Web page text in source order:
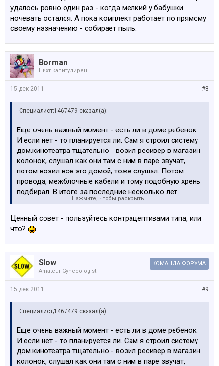
удалось ровно один раз - когда мелкий у бабушки
ночевать остался. А пока комплект работает по прямому
своему назначению - собирает пыль.
Borman
Нихт капитулирен!
#8
15 дек 2011
Специалист;1467479 сказал(а):
Еще очень важный момент - есть ли в доме ребенок.
И если нет - то планируется ли. Сам я строил систему
дом.кинотеатра тщательно - возил ресивер в магазин
колонок, слушал как они там с ним в паре звучат,
потом возил все это домой, тоже слушал. Потом
провода, межблочные кабели и тому подобную хрень
подбирал. В итоге за последние несколько лет
включить кинотеатр удалось ровно один раз - когда
работает по прямому своему назначению - собирает
пыль.
Нажмите, чтобы раскрыть...
Ценный совет - пользуйтесь контрацептивами типа, или
что?
Slow
Amateur Gynecologist
КОМАНДА ФОРУМА
#9
15 дек 2011
Специалист;1467479 сказал(а):
Еще очень важный момент - есть ли в доме ребенок.
И если нет - то планируется ли. Сам я строил систему
дом.кинотеатра тщательно - возил ресивер в магазин
колонок, слушал как они там с ним в паре звучат,